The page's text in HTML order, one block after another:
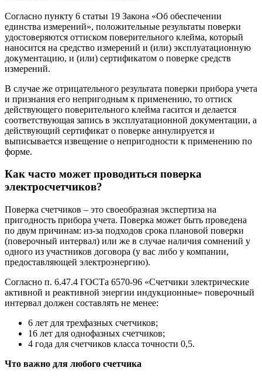
Согласно пункту 6 статьи 19 Закона «Об обеспечении
единства измерений», положительные результаты поверки
удостоверяются оттиском поверительного клейма, который
наносится на средство измерений и (или) эксплуатационную
документацию, и (или) сертификатом о поверке средств
измерений.
В случае же отрицательного результата поверки прибора учета
и признания его непригодным к применению, то оттиск
действующего поверительного клейма гасится и делается
соответствующая запись в эксплуатационной документации, а
действующий сертификат о поверке аннулируется и
выписывается извещение о непригодности к применению по
форме.
Как часто может проводиться поверка
электросчетчиков?
Поверка счетчиков – это своеобразная экспертиза на
пригодность прибора учета. Поверка может быть проведена
по двум причинам: из-за подходов срока плановой поверки
(поверочный интервал) или же в случае наличия сомнений у
одного из участников договора (у вас либо у компании,
предоставляющей электроэнергию).
Согласно п. 6.47.4 ГОСТа 6570-96 «Счетчики электрические
активной и реактивной энергии индукционные» поверочный
интервал должен составлять не менее:
6 лет для трехфазных счетчиков;
16 лет для однофазных счетчиков;
4 года для счетчиков класса точности 0,5.
Что важно для любого счетчика